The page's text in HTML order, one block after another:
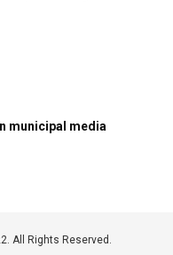
municipal media
All Rights Reserved.